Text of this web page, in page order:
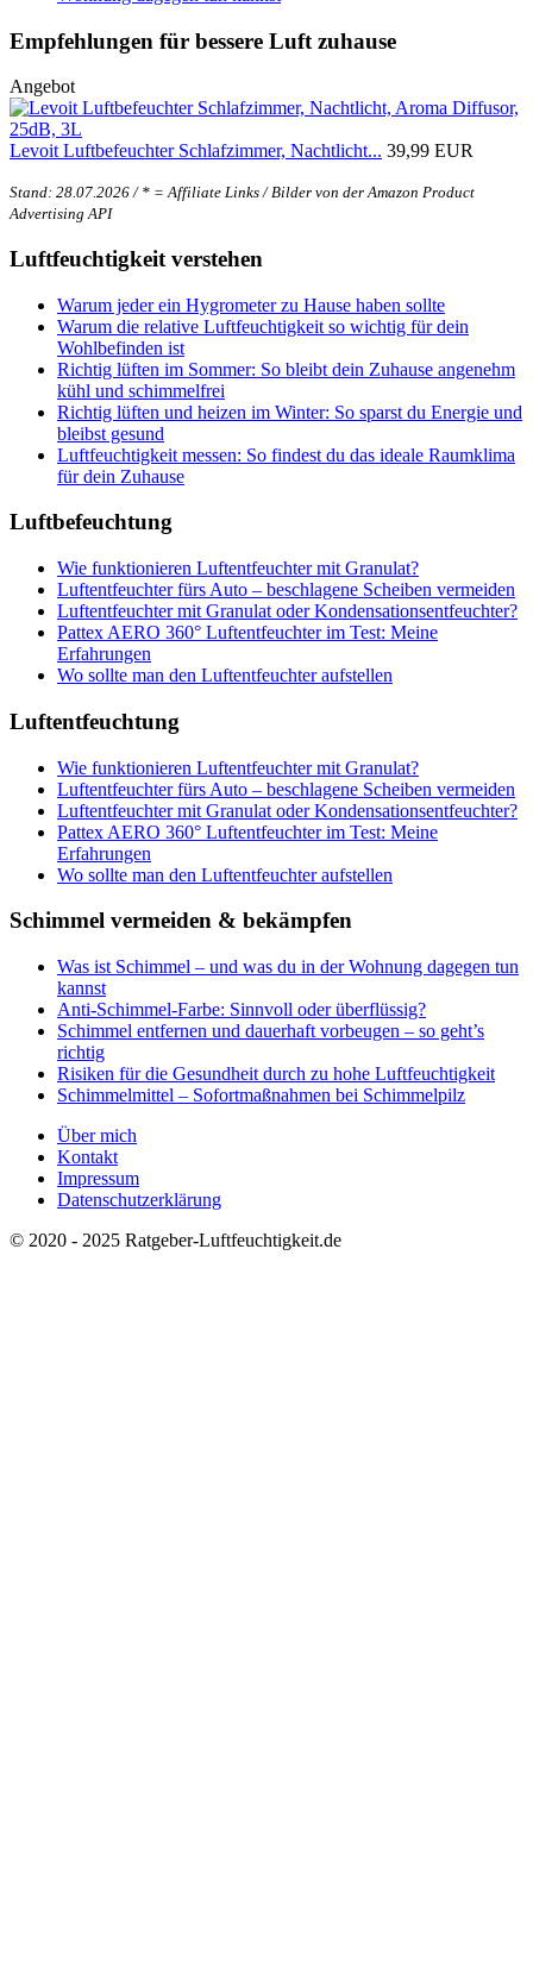
Empfehlungen für bessere Luft zuhause
Angebot
Levoit Luftbefeuchter Schlafzimmer, Nachtlicht... 39,99 EUR
Stand: 28.07.2026 / * = Affiliate Links / Bilder von der Amazon Product
Advertising API
Luftfeuchtigkeit verstehen
Warum jeder ein Hygrometer zu Hause haben sollte
Warum die relative Luftfeuchtigkeit so wichtig für dein
Wohlbefinden ist
Richtig lüften im Sommer: So bleibt dein Zuhause angenehm
kühl und schimmelfrei
Richtig lüften und heizen im Winter: So sparst du Energie und
bleibst gesund
Luftfeuchtigkeit messen: So findest du das ideale Raumklima
für dein Zuhause
Luftbefeuchtung
Wie funktionieren Luftentfeuchter mit Granulat?
Luftentfeuchter fürs Auto – beschlagene Scheiben vermeiden
Luftentfeuchter mit Granulat oder Kondensationsentfeuchter?
Pattex AERO 360° Luftentfeuchter im Test: Meine
Erfahrungen
Wo sollte man den Luftentfeuchter aufstellen
Luftentfeuchtung
Wie funktionieren Luftentfeuchter mit Granulat?
Luftentfeuchter fürs Auto – beschlagene Scheiben vermeiden
Luftentfeuchter mit Granulat oder Kondensationsentfeuchter?
Pattex AERO 360° Luftentfeuchter im Test: Meine
Erfahrungen
Wo sollte man den Luftentfeuchter aufstellen
Schimmel vermeiden & bekämpfen
Was ist Schimmel – und was du in der Wohnung dagegen tun
kannst
Anti-Schimmel-Farbe: Sinnvoll oder überflüssig?
Schimmel entfernen und dauerhaft vorbeugen – so geht’s
richtig
Risiken für die Gesundheit durch zu hohe Luftfeuchtigkeit
Schimmelmittel – Sofortmaßnahmen bei Schimmelpilz
Über mich
Kontakt
Impressum
Datenschutzerklärung
© 2020 - 2025 Ratgeber-Luftfeuchtigkeit.de